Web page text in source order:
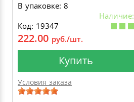
В упаковке: 8
Наличие:
Код: 19347
222.00 руб./шт.
Купить
Условия заказа